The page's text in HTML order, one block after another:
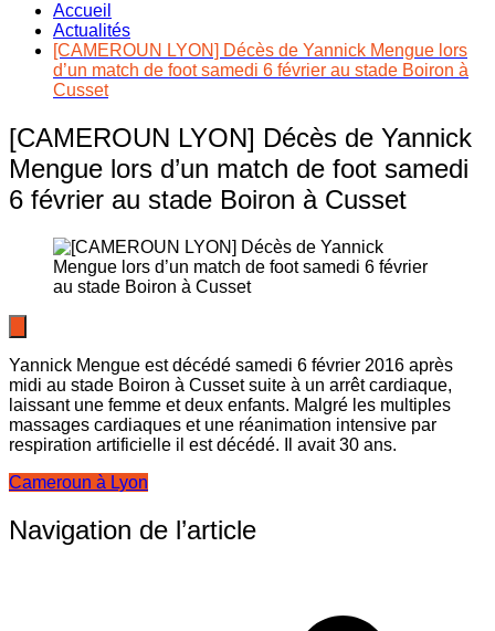
Accueil
Actualités
[CAMEROUN LYON] Décès de Yannick Mengue lors
d’un match de foot samedi 6 février au stade Boiron à
Cusset
[CAMEROUN LYON] Décès de Yannick
Mengue lors d’un match de foot samedi
6 février au stade Boiron à Cusset
Yannick Mengue est décédé samedi 6 février 2016 après
midi au stade Boiron à Cusset suite à un arrêt cardiaque,
laissant une femme et deux enfants. Malgré les multiples
massages cardiaques et une réanimation intensive par
respiration artificielle il est décédé. Il avait 30 ans.
Cameroun à Lyon
Navigation de l’article